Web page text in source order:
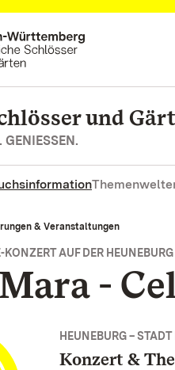
und
& Veranstaltungen
AUF DER HEUNEBURG
-
HEUNEBURG – STADT
Konzert &